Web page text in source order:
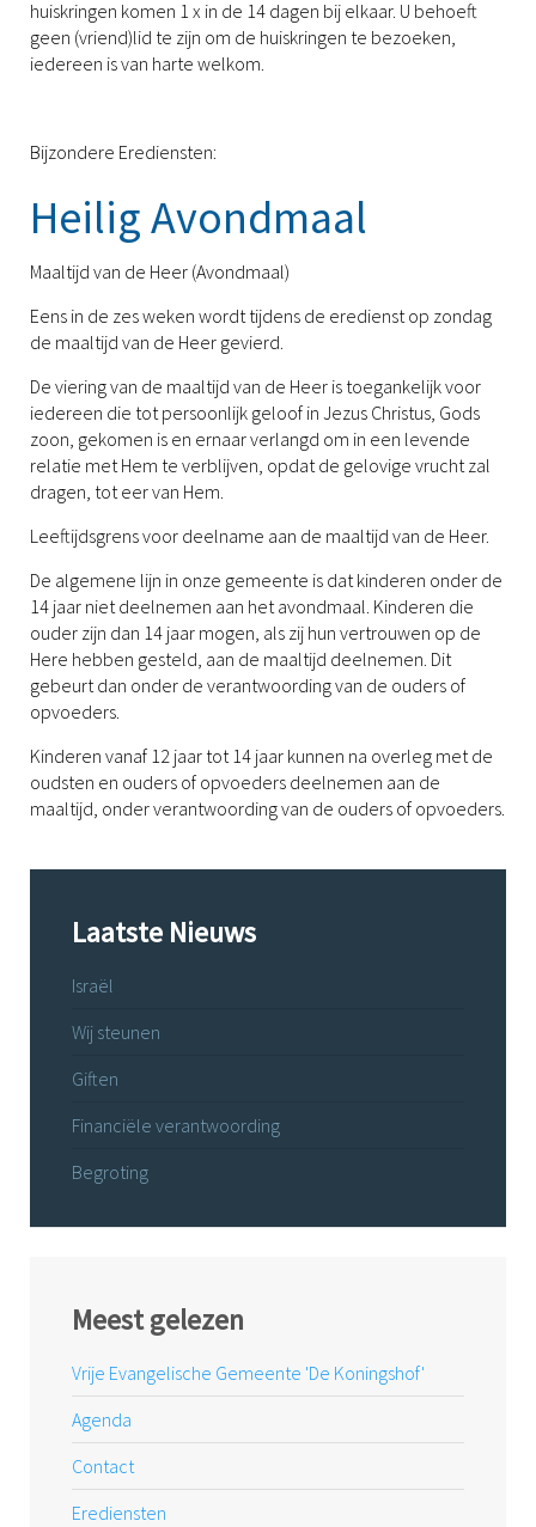
huiskringen komen 1 x in de 14 dagen bij elkaar. U behoeft
geen (vriend)lid te zijn om de huiskringen te bezoeken,
iedereen is van harte welkom.
Bijzondere Erediensten:
Heilig Avondmaal
Maaltijd van de Heer (Avondmaal)
Eens in de zes weken wordt tijdens de eredienst op zondag
de maaltijd van de Heer gevierd.
De viering van de maaltijd van de Heer is toegankelijk voor
iedereen die tot persoonlijk geloof in Jezus Christus, Gods
zoon, gekomen is en ernaar verlangd om in een levende
relatie met Hem te verblijven, opdat de gelovige vrucht zal
dragen, tot eer van Hem.
Leeftijdsgrens voor deelname aan de maaltijd van de Heer.
De algemene lijn in onze gemeente is dat kinderen onder de
14 jaar niet deelnemen aan het avondmaal. Kinderen die
ouder zijn dan 14 jaar mogen, als zij hun vertrouwen op de
Here hebben gesteld, aan de maaltijd deelnemen. Dit
gebeurt dan onder de verantwoording van de ouders of
opvoeders.
Kinderen vanaf 12 jaar tot 14 jaar kunnen na overleg met de
oudsten en ouders of opvoeders deelnemen aan de
maaltijd, onder verantwoording van de ouders of opvoeders.
Laatste Nieuws
Israël
Wij steunen
Giften
Financiële verantwoording
Begroting
Meest gelezen
Vrije Evangelische Gemeente 'De Koningshof'
Agenda
Contact
Erediensten